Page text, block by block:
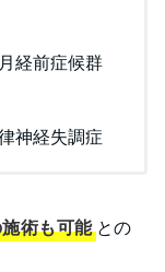
経前症候群
神経失調症
術も可能との